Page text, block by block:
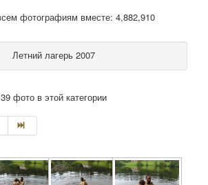
фотографиям вместе: 4,882,910
Летний лагерь 2007
39 фото в этой категории